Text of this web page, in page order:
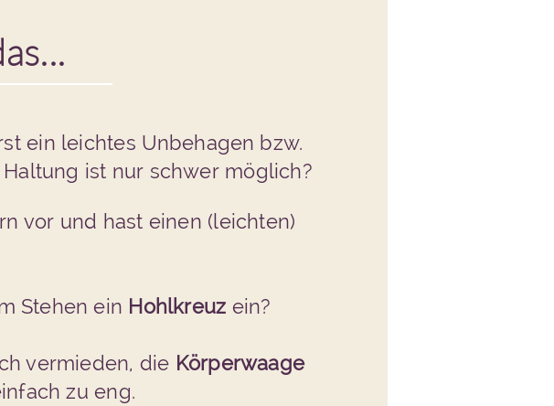
ein leichtes Unbehagen bzw.
ist nur schwer möglich?
vor und hast einen (leichten)
Stehen ein Hohlkreuz ein?
vermieden, die Körperwaage
zu eng.